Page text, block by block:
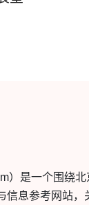
）是一个围绕
信息参考网站，